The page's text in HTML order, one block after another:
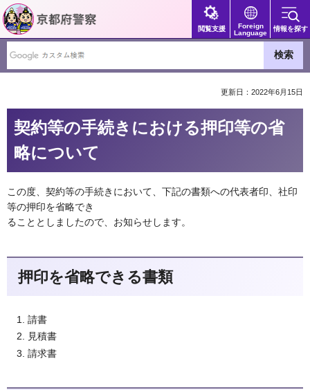
京都府警察
閲覧支援
Foreign
Language
情報を探す
更新日：2022年6月15日
契約等の手続きにおける押印等の省
略について
この度、契約等の手続きにおいて、下記の書類への代表者印、社印
等の押印を省略でき
ることとしましたので、お知らせします。
押印を省略できる書類
請書
見積書
請求書